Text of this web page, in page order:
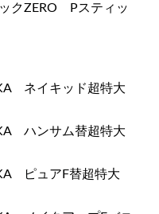
クZERO Pスティッ
ネイキッド超特大
ハンサム替超特大
ピュアF替超特大